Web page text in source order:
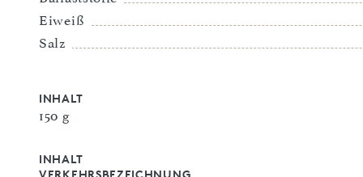
Eiweiß
Salz
INHALT
150 g
INHALT
VERKEHRSBEZEICHNUNG